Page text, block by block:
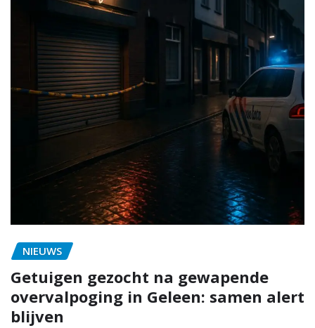
NIEUWS
Getuigen gezocht na gewapende
overvalpoging in Geleen: samen alert
blijven